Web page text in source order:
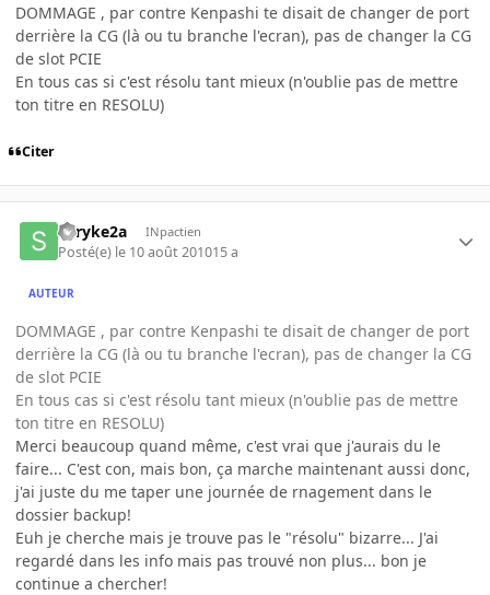
DOMMAGE , par contre Kenpashi te disait de changer de port
derrière la CG (là ou tu branche l'ecran), pas de changer la CG
de slot PCIE
En tous cas si c'est résolu tant mieux (n'oublie pas de mettre
ton titre en RESOLU)
Citer
shryke2a INpactien
Posté(e) le 10 août 201015 a
AUTEUR
DOMMAGE , par contre Kenpashi te disait de changer de port
derrière la CG (là ou tu branche l'ecran), pas de changer la CG
de slot PCIE
En tous cas si c'est résolu tant mieux (n'oublie pas de mettre
ton titre en RESOLU)
Merci beaucoup quand même, c'est vrai que j'aurais du le
faire... C'est con, mais bon, ça marche maintenant aussi donc,
j'ai juste du me taper une journée de rnagement dans le
dossier backup!
Euh je cherche mais je trouve pas le "résolu" bizarre... J'ai
regardé dans les info mais pas trouvé non plus... bon je
continue a chercher!